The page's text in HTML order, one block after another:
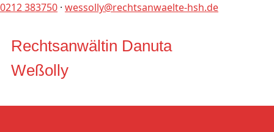
0212 383750 · wessolly@rechtsanwaelte-hsh.de
Rechtsanwältin Danuta
Weßolly
Inhalt